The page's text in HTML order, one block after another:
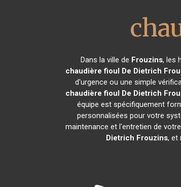
Dans la ville de Frouzins, les
chaudière fioul De Dietrich
d'urgence ou une simple
chaudière fioul De Dietrich
équipe est spécifiquement
personnalisées pour votre
maintenance et l'entretien de votre
Dietrich Frouzins, et